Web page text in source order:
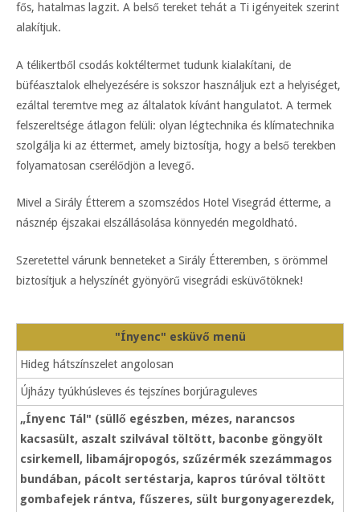
fős, hatalmas lagzit. A belső tereket tehát a Ti igényeitek szerint
alakítjuk.
A télikertből csodás koktéltermet tudunk kialakítani, de
büféasztalok elhelyezésére is sokszor használjuk ezt a helyiséget,
ezáltal teremtve meg az általatok kívánt hangulatot. A termek
felszereltsége átlagon felüli: olyan légtechnika és klímatechnika
szolgálja ki az éttermet, amely biztosítja, hogy a belső terekben
folyamatosan cserélődjön a levegő.
Mivel a Sirály Étterem a szomszédos Hotel Visegrád étterme, a
násznép éjszakai elszállásolása könnyedén megoldható.
Szeretettel várunk benneteket a Sirály Étteremben, s örömmel
biztosítjuk a helyszínét gyönyörű visegrádi esküvőtöknek!
"Ínyenc" esküvő menü
Hideg hátszínszelet angolosan
Újházy tyúkhúsleves és tejszínes borjúraguleves
„Ínyenc Tál" (süllő egészben, mézes, narancsos
kacsasült, aszalt szilvával töltött, baconbe göngyölt
csirkemell, libamájropogós, szűzérmék szezámmagos
bundában, pácolt sertéstarja, kapros túróval töltött
gombafejek rántva, fűszeres, sült burgonyagerezdek,